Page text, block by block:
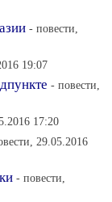
- повести,
19:07
- повести,
17:20
29.05.2016
- повести,